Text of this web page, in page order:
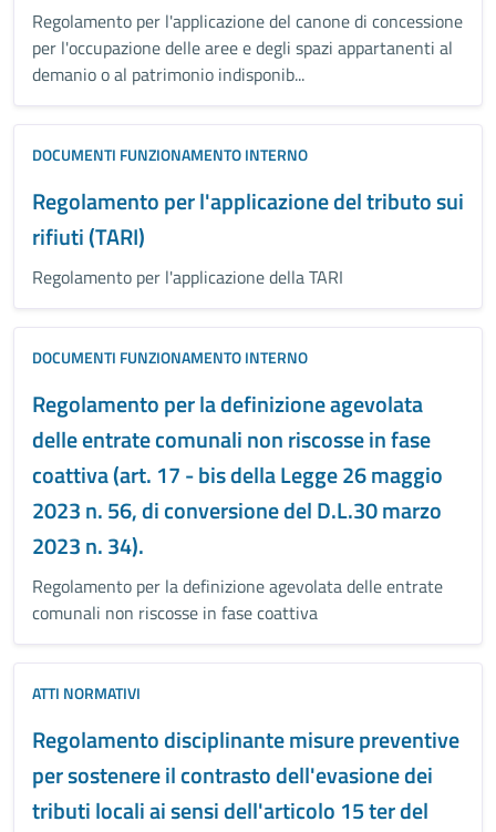
Regolamento per l'applicazione del canone di concessione
per l'occupazione delle aree e degli spazi appartanenti al
demanio o al patrimonio indisponib...
DOCUMENTI FUNZIONAMENTO INTERNO
Regolamento per l'applicazione del tributo sui
rifiuti (TARI)
Regolamento per l'applicazione della TARI
DOCUMENTI FUNZIONAMENTO INTERNO
Regolamento per la definizione agevolata
delle entrate comunali non riscosse in fase
coattiva (art. 17 - bis della Legge 26 maggio
2023 n. 56, di conversione del D.L.30 marzo
2023 n. 34).
Regolamento per la definizione agevolata delle entrate
comunali non riscosse in fase coattiva
ATTI NORMATIVI
Regolamento disciplinante misure preventive
per sostenere il contrasto dell'evasione dei
tributi locali ai sensi dell'articolo 15 ter del